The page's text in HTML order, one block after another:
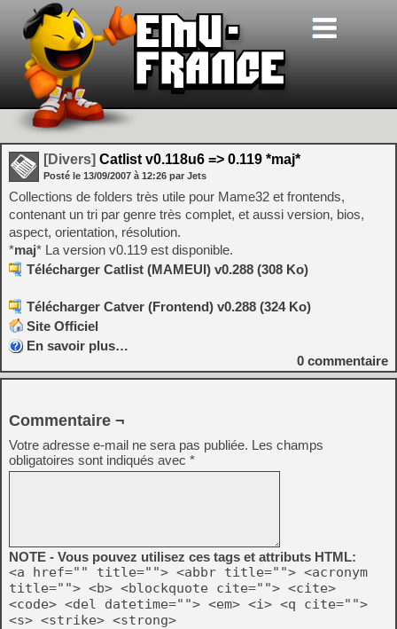
[Divers] Catlist v0.118u6 => 0.119 *maj*
Posté le 13/09/2007 à 12:26 par Jets
Collections de folders très utile pour Mame32 et frontends,
contenant un tri par genre très complet, et aussi version, bios,
aspect, orientation, résolution.
*maj* La version v0.119 est disponible.
Télécharger Catlist (MAMEUI) v0.288 (308 Ko)
Télécharger Catver (Frontend) v0.288 (324 Ko)
Site Officiel
En savoir plus…
0 commentaire
Commentaire ¬
Votre adresse e-mail ne sera pas publiée. Les champs
obligatoires sont indiqués avec *
NOTE - Vous pouvez utilisez ces tags et attributs HTML:
<a href="" title=""> <abbr title=""> <acronym
title=""> <b> <blockquote cite=""> <cite>
<code> <del datetime=""> <em> <i> <q cite="">
<s> <strike> <strong>